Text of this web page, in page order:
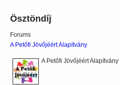
Ösztöndíj
Forums
A Petőfi Jövőjéért Alapítvány
A Petőfi Jövőjéért